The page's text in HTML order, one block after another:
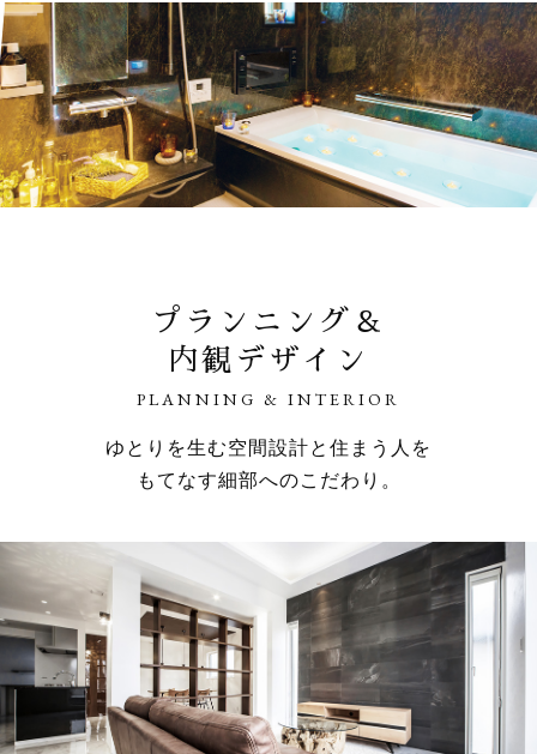
プランニング＆
内観デザイン
PLANNING & INTERIOR
ゆとりを生む空間設計と住まう人を
もてなす細部へのこだわり。